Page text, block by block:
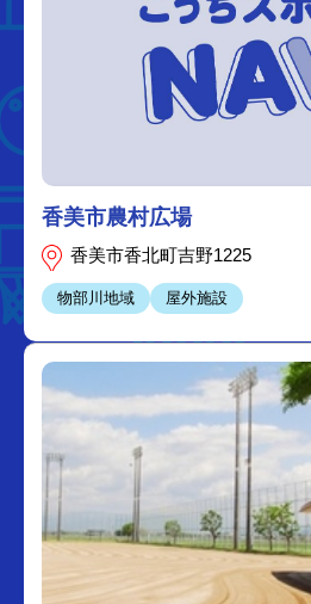
香美市農村広場
香美市香北町吉野1225
物部川地域 屋外施設